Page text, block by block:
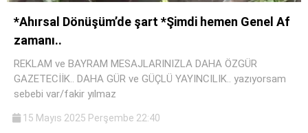
*Ahırsal Dönüşüm’de şart *Şimdi hemen Genel Af
zamanı..
REKLAM ve BAYRAM MESAJLARINIZLA DAHA ÖZGÜR
GAZETECİİK.. DAHA GÜR ve GÜÇLÜ YAYINCILIK.. yazıyorsam
sebebi var/fakir yılmaz
15 Mayıs 2025 Perşembe 22:40